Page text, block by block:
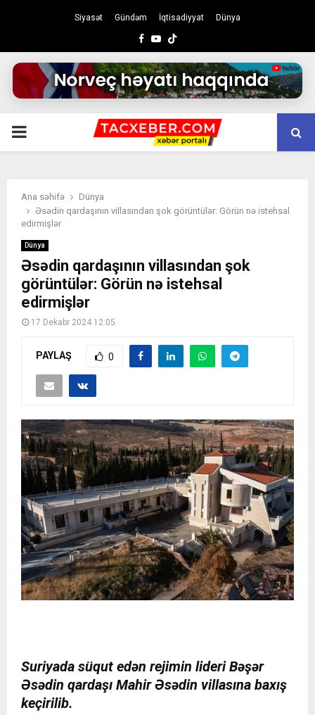
Siyasət Gündəm İqtisadiyyat Dünya
Facebook
Youtube
PRIMARY
Ana səhifə
Dünya
Əsədin qardaşının villasından şok görüntülər: Görün nə istehsal
edirmişlər
Dünya
Əsədin qardaşının villasından şok
görüntülər: Görün nə istehsal
edirmişlər
17 Dekabr 2024 12:05
PAYLAŞ 0
Suriyada süqut edən rejimin lideri Bəşər
Əsədin qardaşı Mahir Əsədin villasına baxış
keçirilib.